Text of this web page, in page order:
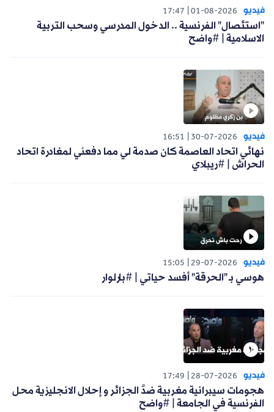
فيديو 01-08-2026
17:47
"استئصال" الفرنسية .. الدخول المدرسي وسحب التربية
الاسلامية | #واضح
فيديو 30-07-2026
16:51
نهائي اتحاد العاصمة كان صدمة لي مما دفعني لمغادرة اتحاد
الحراش | #ريبلاي
فيديو 29-07-2026
15:05
هوسي بـ "الحرقة" أفسد حياتي | #بارلوار
فيديو 28-07-2026
17:49
هجومات سيبرانية مغربية ضدَّ الجزائر و إحلال الانجليزية محل
الفرنسية في الجامعة | #واضح